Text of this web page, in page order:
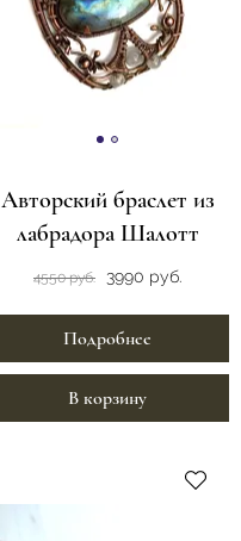
Авторский браслет из
лабрадора Шалотт
4550 руб. 3990 руб.
Подробнее
В корзину